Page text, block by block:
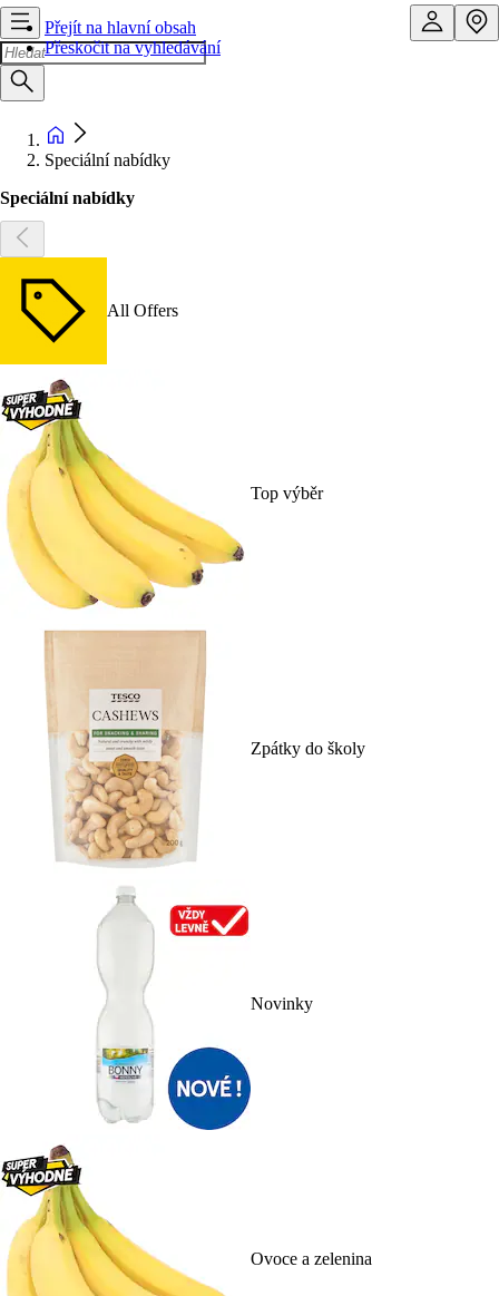
Přejít na hlavní obsah
Přeskočit na vyhledávání
Speciální nabídky
Speciální nabídky
All Offers
Top výběr
Zpátky do školy
Novinky
Ovoce a zelenina